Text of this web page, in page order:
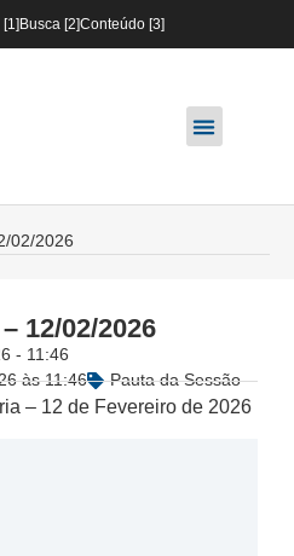
[1] Busca [2]Conteúdo [3]
02/2026
12/02/2026
- 11:46
às 11:46
Pauta da Sessão
– 12 de Fevereiro de 2026